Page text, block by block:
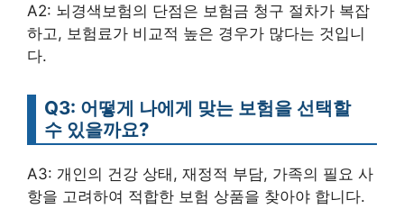
A2: 뇌경색보험의 단점은 보험금 청구 절차가 복잡
하고, 보험료가 비교적 높은 경우가 많다는 것입니
다.
Q3: 어떻게 나에게 맞는 보험을 선택할
수 있을까요?
A3: 개인의 건강 상태, 재정적 부담, 가족의 필요 사
항을 고려하여 적합한 보험 상품을 찾아야 합니다.